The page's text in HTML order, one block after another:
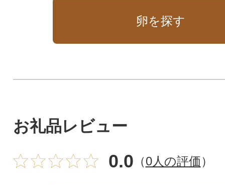
卵を探す
お礼品レビュー
0.0 （0人の評価）